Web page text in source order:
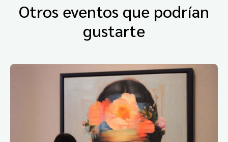
Otros eventos que podrían
gustarte